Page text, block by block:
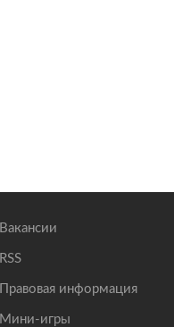
Вакансии
RSS
Правовая информация
Мини-игры